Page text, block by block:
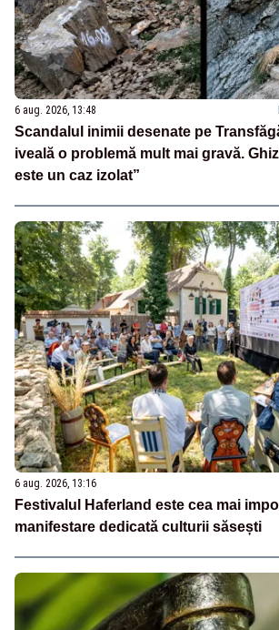
6 aug. 2026, 13:48
Scandalul inimii desenate pe
iveală o problemă mult mai gravă.
este un caz izolat”
6 aug. 2026, 13:16
Festivalul Haferland este cea mai
manifestare dedicată culturii săsești